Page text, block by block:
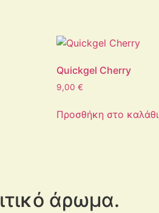
Quickgel Cherry
9,00 €
Προσθήκη στο καλάθι
άρωμα.